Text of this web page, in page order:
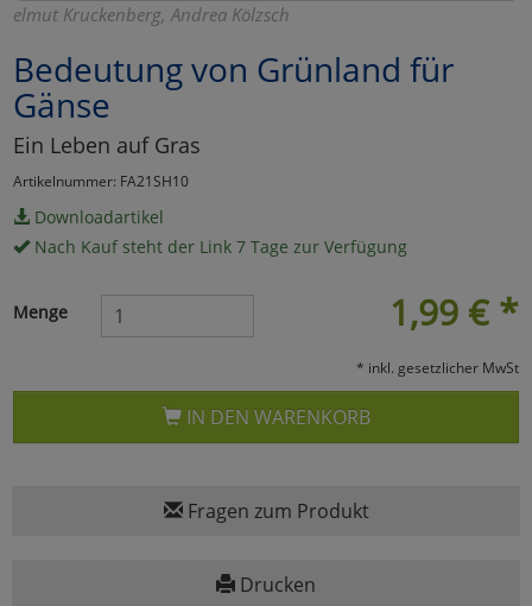
elmut Kruckenberg, Andrea Kölzsch
Bedeutung von Grünland für
Gänse
Ein Leben auf Gras
Artikelnummer: FA21SH10
Downloadartikel
Nach Kauf steht der Link 7 Tage zur Verfügung
1,99 € *
Menge
* inkl. gesetzlicher MwSt
IN DEN WARENKORB
Fragen zum Produkt
Drucken
Umfragetools
Cookies
Einstellungen speichern
zurück
zu Haupptseite